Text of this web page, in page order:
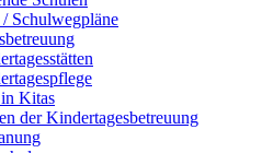
Schulwegpläne
Kitas
der Kindertagesbetreuung